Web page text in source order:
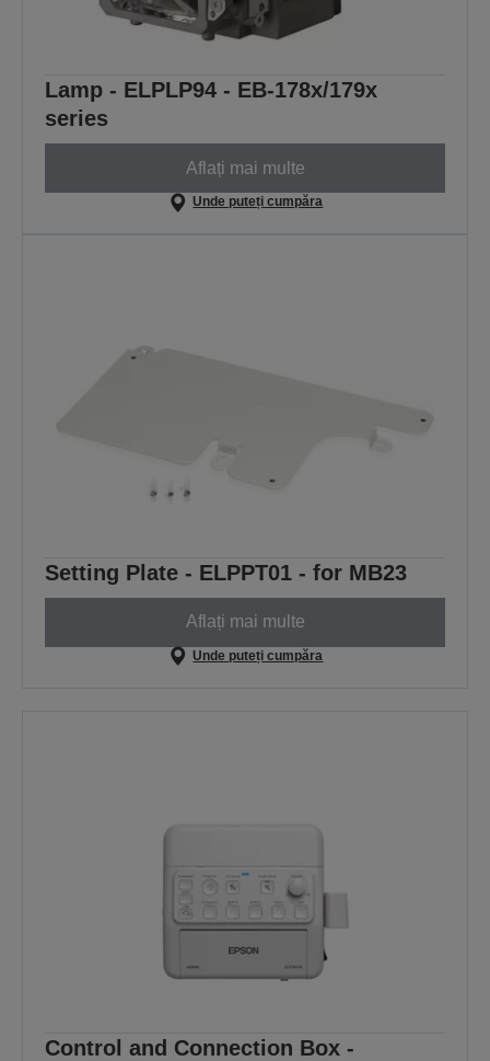
Lamp - ELPLP94 - EB-178x/179x
series
Aflați mai multe
Unde puteți cumpăra
Setting Plate - ELPPT01 - for MB23
Aflați mai multe
Unde puteți cumpăra
Control and Connection Box -